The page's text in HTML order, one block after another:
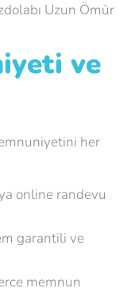
Uzun Ömür
ve
her
online randevu
garantili ve
memnun